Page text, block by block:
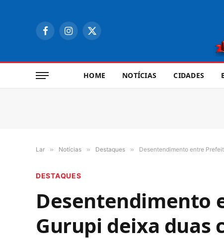
FacebookInstagram
X
HOME NOTÍCIAS CIDADES
Lar » Notícias » Destaques » Desentendimento entre
DESTAQUES
Desentendimento
Gurupi deixa duas